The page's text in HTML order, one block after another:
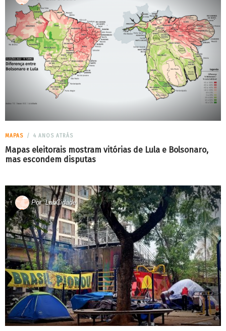
MAPAS 4 ANOS ATRÁS
Mapas eleitorais mostram vitórias de Lula e Bolsonaro,
mas escondem disputas
PorLabCidade